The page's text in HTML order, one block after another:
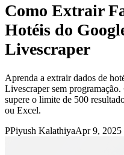
Como Extrair
Hotéis do
Livescraper
Aprenda a extrair dados de
Livescraper sem
supere o limite de 500
ou Excel.
PPiyush KalathiyaApr 9, 2025